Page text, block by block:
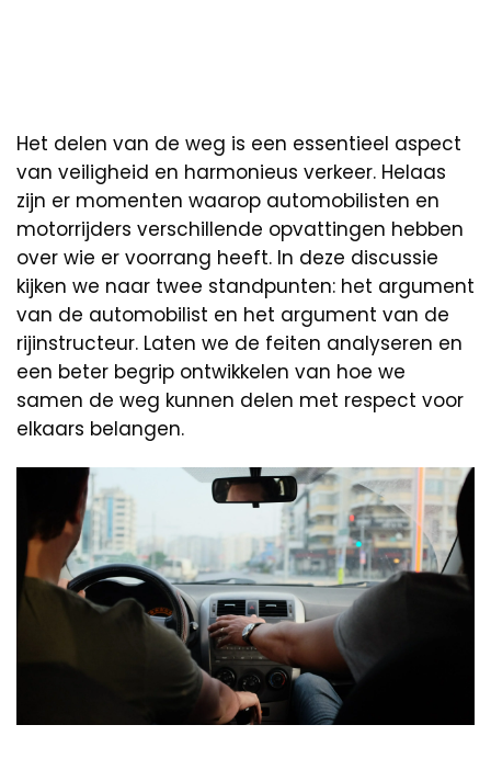
Het delen van de weg is een essentieel aspect
van veiligheid en harmonieus verkeer. Helaas
zijn er momenten waarop automobilisten en
motorrijders verschillende opvattingen hebben
over wie er voorrang heeft. In deze discussie
kijken we naar twee standpunten: het argument
van de automobilist en het argument van de
rijinstructeur. Laten we de feiten analyseren en
een beter begrip ontwikkelen van hoe we
samen de weg kunnen delen met respect voor
elkaars belangen.